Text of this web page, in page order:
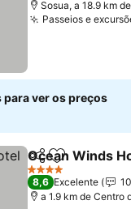
Sosua, a 18.9 km
Passeios e
para ver os preços
PartilharAdicionar
Ocean Winds
4 Estrelas
8,6 Excelente
a 1.9 km de Centro